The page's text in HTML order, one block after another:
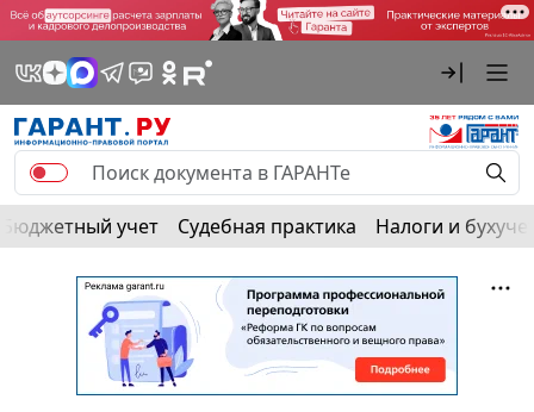
Бюджетный учет Судебная практика Налоги и